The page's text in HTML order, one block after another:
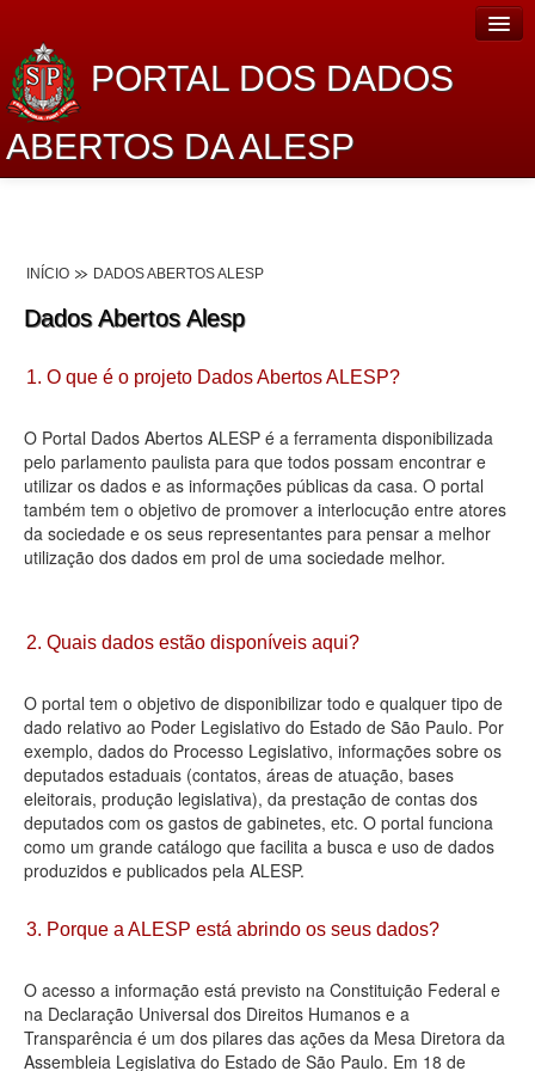
PORTAL DOS DADOS
ABERTOS DA ALESP
Lei de Acesso à Informação
Dados Governamentais Abertos
Planejamento
Catálogo de dados
Processo Legislativo
Deputados Estaduais
Agenda
Perguntas frequentes
Contato
INÍCIO DADOS ABERTOS ALESP
Dados Abertos Alesp
1. O que é o projeto Dados Abertos ALESP?
O Portal Dados Abertos ALESP é a ferramenta disponibilizada
pelo parlamento paulista para que todos possam encontrar e
utilizar os dados e as informações públicas da casa. O portal
também tem o objetivo de promover a interlocução entre atores
da sociedade e os seus representantes para pensar a melhor
utilização dos dados em prol de uma sociedade melhor.
2. Quais dados estão disponíveis aqui?
O portal tem o objetivo de disponibilizar todo e qualquer tipo de
dado relativo ao Poder Legislativo do Estado de São Paulo. Por
exemplo, dados do Processo Legislativo, informações sobre os
deputados estaduais (contatos, áreas de atuação, bases
eleitorais, produção legislativa), da prestação de contas dos
deputados com os gastos de gabinetes, etc. O portal funciona
como um grande catálogo que facilita a busca e uso de dados
produzidos e publicados pela ALESP.
3. Porque a ALESP está abrindo os seus dados?
O acesso a informação está previsto na Constituição Federal e
na Declaração Universal dos Direitos Humanos e a
Transparência é um dos pilares das ações da Mesa Diretora da
Assembleia Legislativa do Estado de São Paulo. Em 18 de